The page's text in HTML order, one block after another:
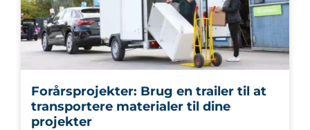
Forårsprojekter: Brug en trailer til at
transportere materialer til dine
projekter